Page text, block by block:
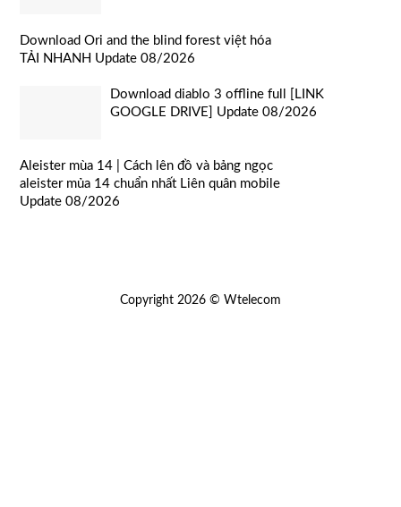
Download Ori and the blind forest việt hóa
TẢI NHANH Update 08/2026
Download diablo 3 offline full [LINK
GOOGLE DRIVE] Update 08/2026
Aleister mùa 14 | Cách lên đồ và bảng ngọc
aleister mủa 14 chuẩn nhất Liên quân mobile
Update 08/2026
Copyright 2026 © Wtelecom